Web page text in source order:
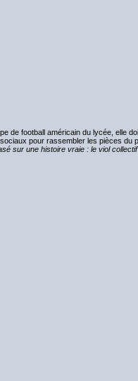
de football américain du lycée, elle
pour rassembler les pièces du
sur une histoire vraie : le viol collectif